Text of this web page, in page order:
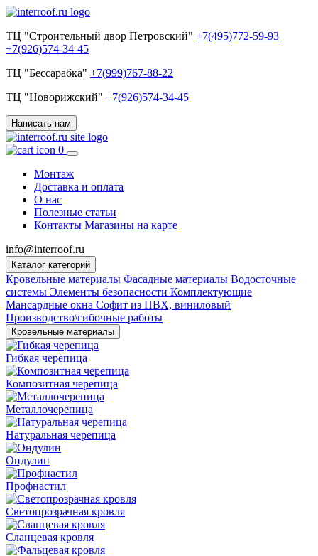
ТЦ "Строительный двор Петровский" +7(495)772-59-93
+7(926)574-34-45
ТЦ "Бессарабка" +7(999)767-88-22
ТЦ "Новорижский" +7(926)574-34-45
Написать нам
0
Монтаж
Доставка и оплата
О нас
Полезные статьи
Контакты Магазины на карте
info@interroof.ru
Каталог категорий
Кровельные материалы Фасадные материалы Водосточные
системы Элементы безопасности Комплектующие
Мансардные окна Софит из ПВХ, виниловый
Производство\гибочные работы
Кровельные материалы
Гибкая черепица
Композитная черепица
Металлочерепица
Натуральная черепица
Ондулин
Профнастил
Светопрозрачная кровля
Сланцевая кровля